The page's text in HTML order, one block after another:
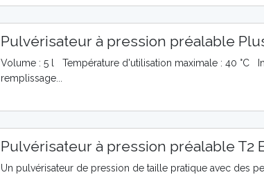
Pulvérisateur à pression préalable
Volume : 5 l Température d'utilisation maximale : 40 °C
remplissage...
Pulvérisateur à pression préalable T2
Un pulvérisateur de pression de taille pratique avec des